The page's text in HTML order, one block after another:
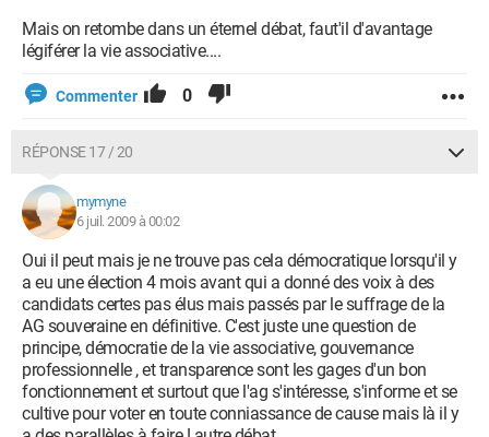
Mais on retombe dans un éternel débat, faut'il d'avantage
légiférer la vie associative....
Commenter 0
RÉPONSE 17 / 20
mymyne
6 juil. 2009 à 00:02
Oui il peut mais je ne trouve pas cela démocratique lorsqu'il y
a eu une élection 4 mois avant qui a donné des voix à des
candidats certes pas élus mais passés par le suffrage de la
AG souveraine en définitive. C'est juste une question de
principe, démocratie de la vie associative, gouvernance
professionnelle , et transparence sont les gages d'un bon
fonctionnement et surtout que l'ag s'intéresse, s'informe et se
cultive pour voter en toute conniassance de cause mais là il y